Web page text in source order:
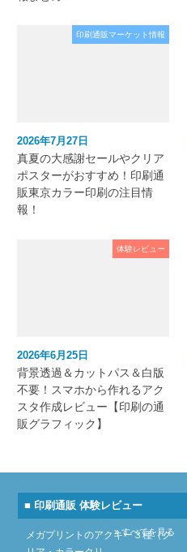
印刷通販マーケット情報
2026年7月27日
真夏の大感謝セールやクリア
ポスターがおすすめ！印刷通
販東京カラー印刷の注目情
報！
体験レビュー
2026年6月25日
背景透過＆カットパス＆白版
不要！スマホから作れるアク
スタ作成レビュー【印刷の通
販グラフィック】
■ 印刷通販 体験レビュー
» すべてを見る
メガプリントのアクキー３種（ク